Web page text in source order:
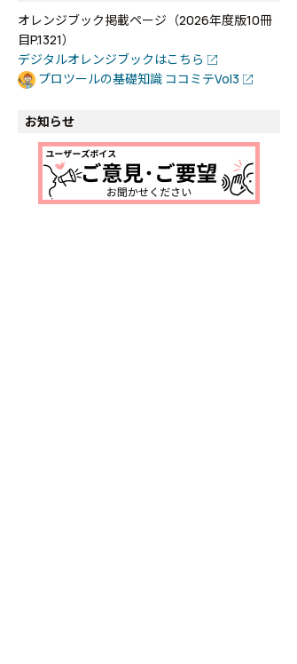
オレンジブック掲載ページ（2026年度版10冊
目P.1321）
デジタルオレンジブックはこちら
プロツールの基礎知識 ココミテVol3
お知らせ